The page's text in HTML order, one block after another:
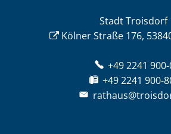
Stadt Troisdorf
Kölner Straße 176,
+49 2241
+49 2241 900-